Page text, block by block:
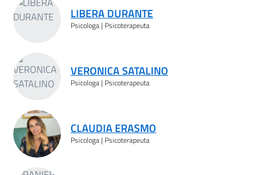
LIBERA DURANTE
Psicologa | Psicoterapeuta
VERONICA SATALINO
Psicologa | Psicoterapeuta
CLAUDIA ERASMO
Psicologa | Psicoterapeuta